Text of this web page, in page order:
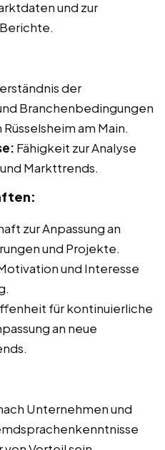
und zur
der
Branchenbedingungen
am Main.
Fähigkeit zur Analyse
Markttrends.
zur Anpassung an
und Projekte.
und Interesse
für kontinuierliche
an neue
Unternehmen und